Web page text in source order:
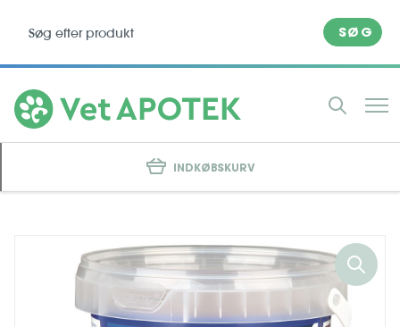
SØG
INDKØBSKURV